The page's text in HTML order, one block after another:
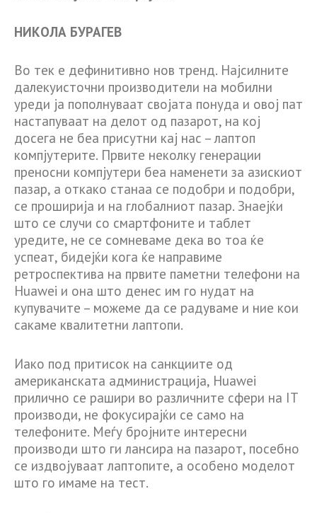
НИКОЛА БУРАГЕВ
Во тек е дефинитивно нов тренд. Најсилните
далекуисточни производители на мобилни
уреди ја пополнуваат својата понуда и овој пат
настапуваат на делот од пазарот, на кој
досега не беа присутни кај нас – лаптоп
компјутерите. Првите неколку генерации
преносни компјутери беа наменети за азискиот
пазар, а откако станаа се подобри и подобри,
се проширија и на глобалниот пазар. Знаејќи
што се случи со смартфоните и таблет
уредите, не се сомневаме дека во тоа ќе
успеат, бидејќи кога ќе направиме
ретроспектива на првите паметни телефони на
Huawei и она што денес им го нудат на
купувачите – можеме да се радуваме и ние кои
сакаме квалитетни лаптопи.
Иако под притисок на санкциите од
американската администрација, Huawei
прилично се рашири во различните сфери на IT
производи, не фокусирајќи се само на
телефоните. Меѓу бројните интересни
производи што ги лансира на пазарот, посебно
се издвојуваат лаптопите, а особено моделот
што го имаме на тест.